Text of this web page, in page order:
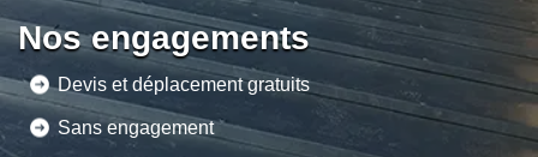
Nos engagements
Devis et déplacement gratuits
Sans engagement